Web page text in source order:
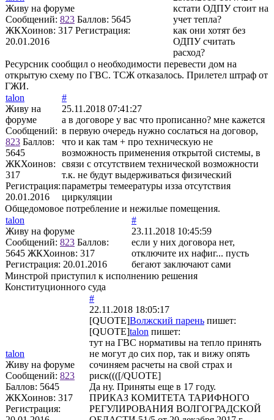
Живу на форуме
Сообщений: 823 Баллов: 5645
ЖКХоинов: 317 Регистрация:
20.01.2016
кстати ОДПУ стоит на
учет тепла?
как они хотят без
ОДПУ считать
расход?
Ресурсник сообщил о необходимости перевести дом на
открытую схему по ГВС. ТСЖ отказалось. Прилетел штраф от
ГЖИ.
talon
Живу на
форуме
Сообщений:
823 Баллов:
5645
ЖКХоинов:
317
Регистрация:
20.01.2016
#
25.11.2018 07:41:27
а в договоре у вас что прописанно? мне кажется
в первую очередь нужно сослаться на договор,
что и как там + про техническую не
возможность применения открытой системы, в
связи с отсутствием технической возможности
т.к. не будут выдерживаться физический
параметры темеературы изза отсутствия
циркуляции
Общедомовое потребление и нежилые помещения.
talon
Живу на форуме
Сообщений: 823 Баллов:
5645 ЖКХоинов: 317
Регистрация: 20.01.2016
#
23.11.2018 10:45:59
если у них договора нет,
отключите их нафиг... пусть
бегают заключают сами
Минстрой приступил к исполнению решения
Конституционного суда
talon
Живу на форуме
Сообщений: 823
Баллов: 5645
ЖКХоинов: 317
Регистрация:
#
22.11.2018 18:05:17
[QUOTE]Волжский парень пишет:
[QUOTE]talon пишет:
тут на ГВС нормативы на тепло принять
не могут до сих пор, так и вижу опять
сочиняем расчеты на свой страх и
риск((([/QUOTE]
Да ну. Приняты еще в 17 году.
ПРИКАЗ КОМИТЕТА ТАРИФНОГО
РЕГУЛИРОВАНИЯ ВОЛГОГРАДСКОЙ